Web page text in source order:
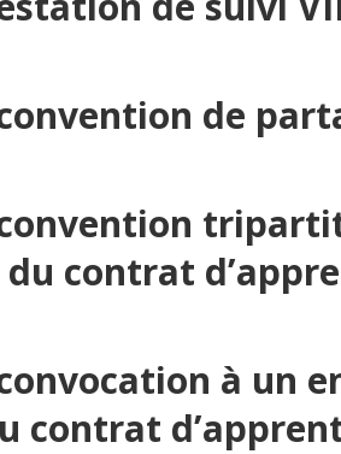
de
contrat
à un
contrat